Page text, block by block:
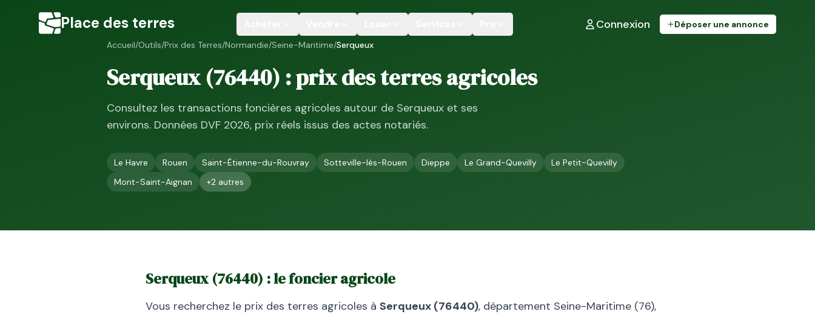
Place des terres Connexion
Déposer une annonce
Accueil/Outils/Prix des Terres/Normandie/Seine-Maritime/Serqueux
Serqueux(76440) : prix des terres agricoles
Consultez les transactions foncières agricoles autour de Serqueux et ses
environs. Données DVF 2026, prix réels issus des actes notariés.
Le Havre Rouen Saint-Étienne-du-Rouvray Sotteville-lès-Rouen Dieppe Le Grand-Quevilly
Le Petit-Quevilly
Mont-Saint-Aignan
+2 autres
Serqueux(76440) : le foncier agricole
Vous recherchez le prix des terres agricoles à Serqueux (76440), département Seine-Maritime (76),